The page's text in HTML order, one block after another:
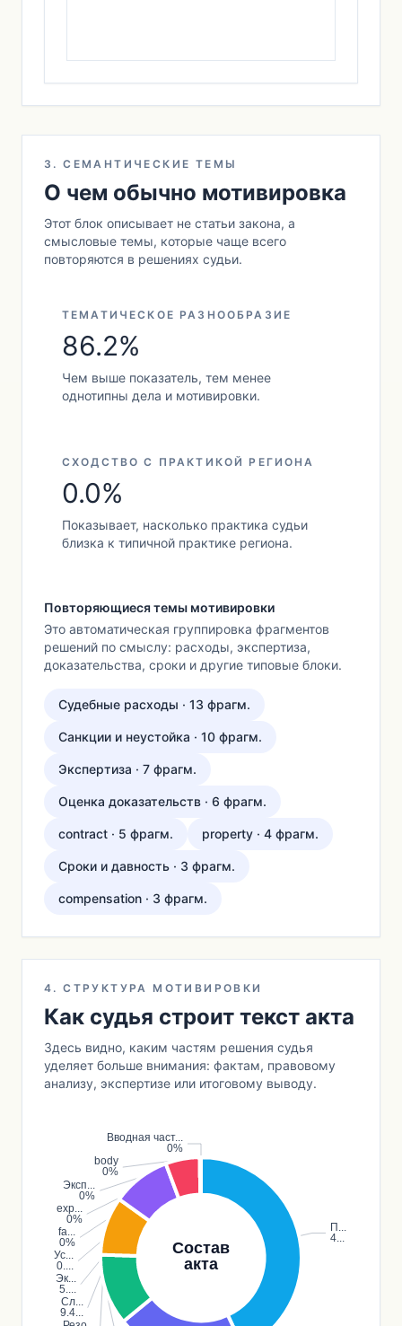
3. СЕМАНТИЧЕСКИЕ ТЕМЫ
О чем обычно мотивировка
Этот блок описывает не статьи закона, а
смысловые темы, которые чаще всего
повторяются в решениях судьи.
ТЕМАТИЧЕСКОЕ РАЗНООБРАЗИЕ
86.2%
Чем выше показатель, тем менее
однотипны дела и мотивировки.
СХОДСТВО С ПРАКТИКОЙ РЕГИОНА
0.0%
Показывает, насколько практика судьи
близка к типичной практике региона.
Повторяющиеся темы мотивировки
Это автоматическая группировка фрагментов
решений по смыслу: расходы, экспертиза,
доказательства, сроки и другие типовые блоки.
Судебные расходы · 13 фрагм.
Санкции и неустойка · 10 фрагм.
Экспертиза · 7 фрагм.
Оценка доказательств · 6 фрагм.
contract · 5 фрагм. property · 4 фрагм.
Сроки и давность · 3 фрагм.
compensation · 3 фрагм.
4. СТРУКТУРА МОТИВИРОВКИ
Как судья строит текст акта
Здесь видно, каким частям решения судья
уделяет больше внимания: фактам, правовому
анализу, экспертизе или итоговому выводу.